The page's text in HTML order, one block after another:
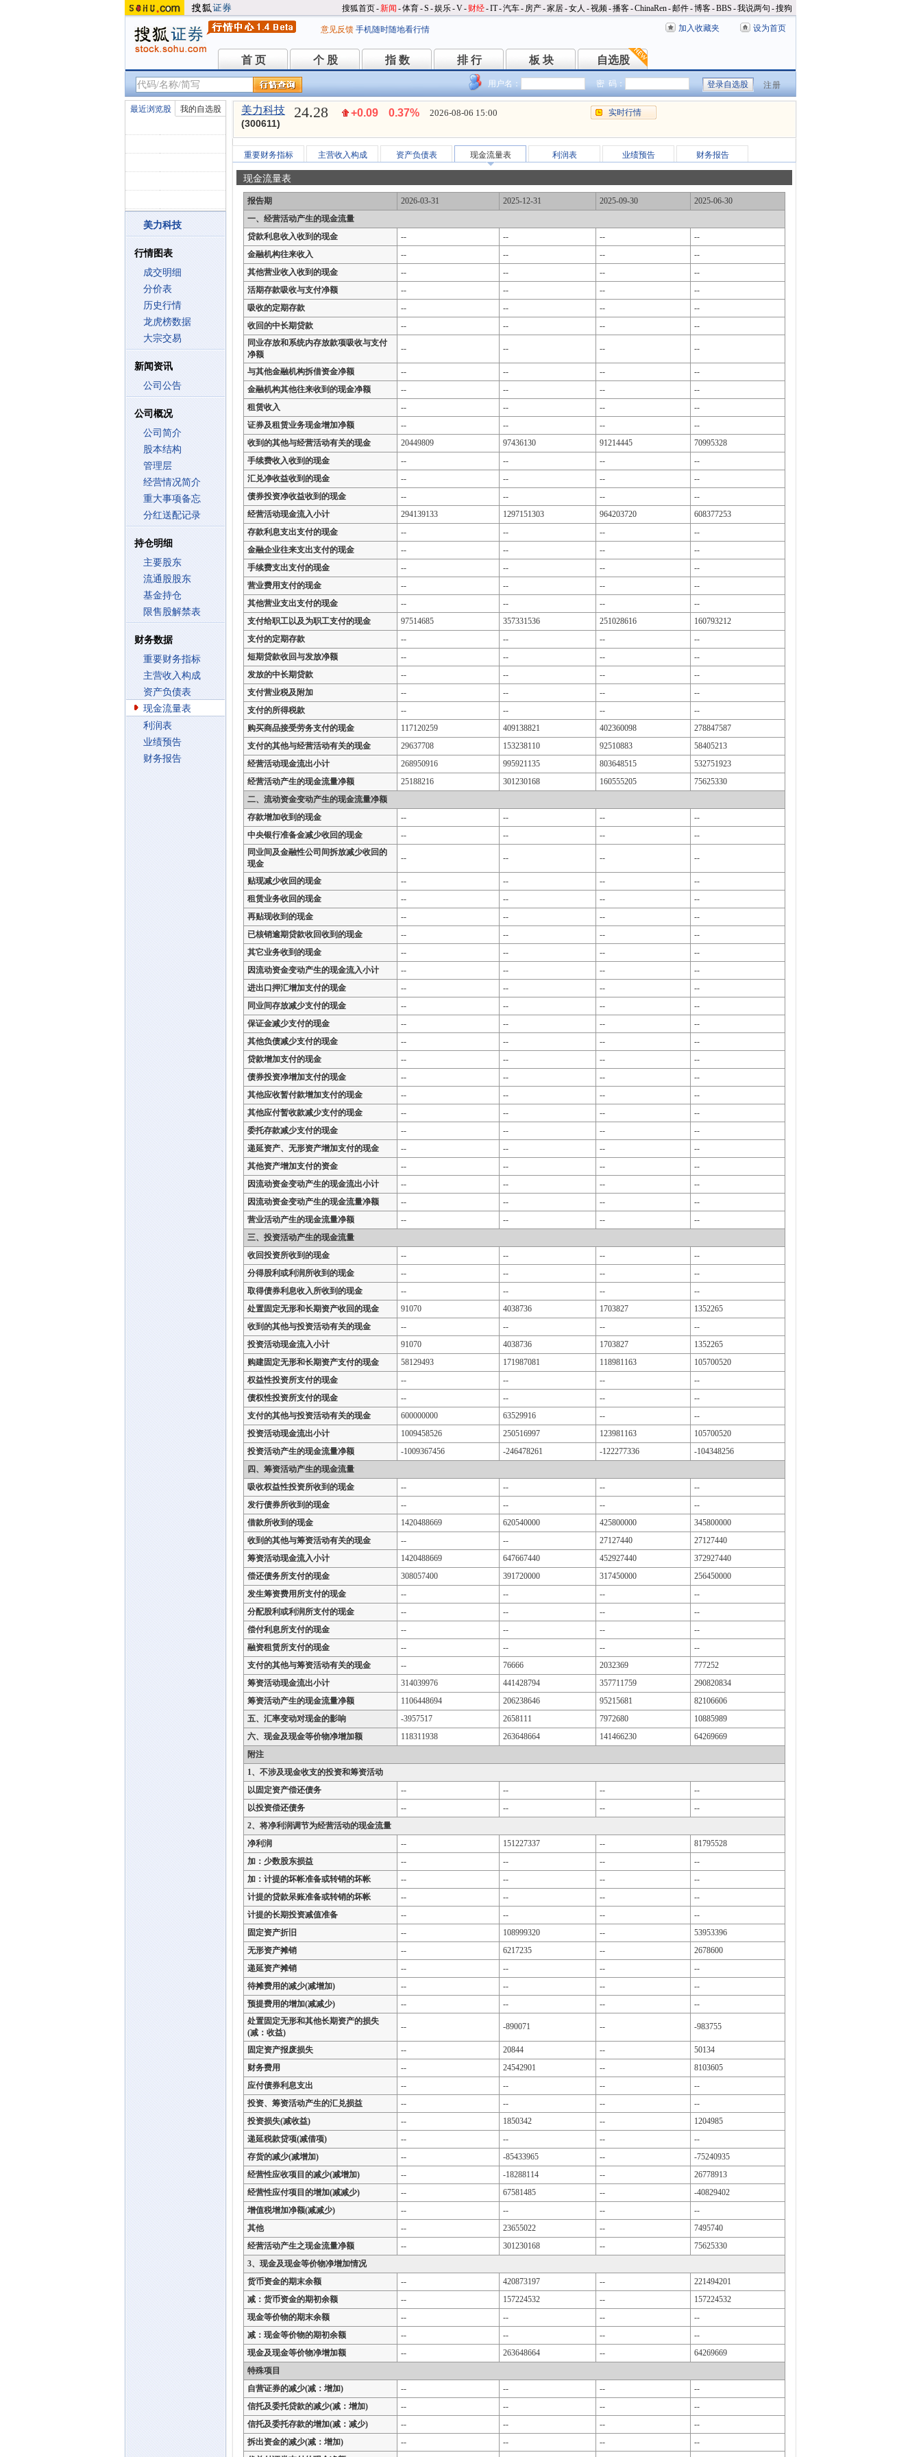
搜狐首页-新闻 -体育-S -娱乐-V- 财经-IT-汽车- 房产-家居-女人 -视频-播客-ChinaRen-邮件-博客-BBS -我说两句 -搜狗
意见反馈 手机随时随地看行情 加入收藏夹 设为首页
首 页
首 页 个 股
个 股 指 数
指 数 排 行
排 行 板 块
板 块 自选股
自选股
用户名： 密 码： 注册
最近浏览股 我的自选股
美力科技
行情图表
成交明细
分价表
历史行情
龙虎榜数据
大宗交易
新闻资讯
公司公告
公司概况
公司简介
股本结构
管理层
经营情况简介
重大事项备忘
分红送配记录
持仓明细
主要股东
流通股股东
基金持仓
限售股解禁表
财务数据
重要财务指标
主营收入构成
资产负债表
现金流量表
利润表
业绩预告
财务报告
美力科技
(300611)
24.28 +0.09 0.37% 2026-08-06 15:00 实时行情
重要财务指标 主营收入构成 资产负债表 现金流量表 利润表 业绩预告 财务报告
现金流量表
报告期 2026-03-31 2025-12-31 2025-09-30
2025-06-30
一、经营活动产生的现金流量
贷款利息收入收到的现金
-- -- --
--
金融机构往来收入
-- -- --
--
其他营业收入收到的现金
-- -- --
--
活期存款吸收与支付净额
-- -- --
--
吸收的定期存款
-- -- --
--
收回的中长期贷款
-- -- --
--
同业存放和系统内存放款项吸收与支付
净额
-- -- -- --
与其他金融机构拆借资金净额 -- -- --
--
金融机构其他往来收到的现金净额
-- -- --
--
租赁收入
-- -- --
--
证券及租赁业务现金增加净额
-- -- --
--
收到的其他与经营活动有关的现金
20449809 97436130 91214445
70995328
手续费收入收到的现金
-- -- --
--
汇兑净收益收到的现金
-- -- --
--
债券投资净收益收到的现金
-- -- --
--
经营活动现金流入小计
294139133 1297151303 964203720
608377253
存款利息支出支付的现金
-- -- --
--
金融企业往来支出支付的现金
-- -- --
--
手续费支出支付的现金
-- -- --
--
营业费用支付的现金
-- -- --
--
其他营业支出支付的现金
-- -- --
--
支付给职工以及为职工支付的现金
97514685 357331536 251028616
160793212
支付的定期存款
-- -- --
--
短期贷款收回与发放净额
-- -- --
--
发放的中长期贷款
-- -- --
--
支付营业税及附加
-- -- --
--
支付的所得税款
-- -- --
--
购买商品接受劳务支付的现金
117120259 409138821 402360098
278847587
支付的其他与经营活动有关的现金
29637708 153238110 92510883
58405213
经营活动现金流出小计
268950916 995921135 803648515
532751923
经营活动产生的现金流量净额
25188216 301230168 160555205
75625330
二、流动资金变动产生的现金流量净额
存款增加收到的现金
-- -- --
--
中央银行准备金减少收回的现金
-- -- --
--
同业间及金融性公司间拆放减少收回的
现金
-- -- -- --
贴现减少收回的现金 -- -- --
--
租赁业务收回的现金
-- -- --
--
再贴现收到的现金
-- -- --
--
已核销逾期贷款收回收到的现金
-- -- --
--
其它业务收到的现金
-- -- --
--
因流动资金变动产生的现金流入小计
-- -- --
--
进出口押汇增加支付的现金
-- -- --
--
同业间存放减少支付的现金
-- -- --
--
保证金减少支付的现金
-- -- --
--
其他负债减少支付的现金
-- -- --
--
贷款增加支付的现金
-- -- --
--
债券投资净增加支付的现金
-- -- --
--
其他应收暂付款增加支付的现金
-- -- --
--
其他应付暂收款减少支付的现金
-- -- --
--
委托存款减少支付的现金
-- -- --
--
递延资产、无形资产增加支付的现金
-- -- --
--
其他资产增加支付的资金
-- -- --
--
因流动资金变动产生的现金流出小计
-- -- --
--
因流动资金变动产生的现金流量净额
-- -- --
--
营业活动产生的现金流量净额
-- -- --
--
三、投资活动产生的现金流量
收回投资所收到的现金
-- -- --
--
分得股利或利润所收到的现金
-- -- --
--
取得债券利息收入所收到的现金
-- -- --
--
处置固定无形和长期资产收回的现金
91070 4038736 1703827
1352265
收到的其他与投资活动有关的现金
-- -- --
--
投资活动现金流入小计
91070 4038736 1703827
1352265
购建固定无形和长期资产支付的现金
58129493 171987081 118981163
105700520
权益性投资所支付的现金
-- -- --
--
债权性投资所支付的现金
-- -- --
--
支付的其他与投资活动有关的现金
600000000 63529916 --
--
投资活动现金流出小计
1009458526 250516997 123981163
105700520
投资活动产生的现金流量净额
-1009367456 -246478261 -122277336
-104348256
四、筹资活动产生的现金流量
吸收权益性投资所收到的现金
-- -- --
--
发行债券所收到的现金
-- -- --
--
借款所收到的现金
1420488669 620540000 425800000
345800000
收到的其他与筹资活动有关的现金
-- -- 27127440
27127440
筹资活动现金流入小计
1420488669 647667440 452927440
372927440
偿还债务所支付的现金
308057400 391720000 317450000
256450000
发生筹资费用所支付的现金
-- -- --
--
分配股利或利润所支付的现金
-- -- --
--
偿付利息所支付的现金
-- -- --
--
融资租赁所支付的现金
-- -- --
--
支付的其他与筹资活动有关的现金
-- 76666 2032369
777252
筹资活动现金流出小计
314039976 441428794 357711759
290820834
筹资活动产生的现金流量净额
1106448694 206238646 95215681
82106606
五、汇率变动对现金的影响
-3957517 2658111 7972680
10885989
六、现金及现金等价物净增加额
118311938 263648664 141466230
64269669
附注
1、不涉及现金收支的投资和筹资活动
以固定资产偿还债务
-- -- --
--
以投资偿还债务
-- -- --
--
2、将净利润调节为经营活动的现金流量
净利润
-- 151227337 --
81795528
加：少数股东损益
-- -- --
--
加：计提的坏帐准备或转销的坏帐
-- -- --
--
计提的贷款呆账准备或转销的坏帐
-- -- --
--
计提的长期投资减值准备
-- -- --
--
固定资产折旧
-- 108999320 --
53953396
无形资产摊销
-- 6217235 --
2678600
递延资产摊销
-- -- --
--
待摊费用的减少(减增加)
-- -- --
--
预提费用的增加(减减少)
-- -- --
--
处置固定无形和其他长期资产的损失
(减：收益)
-- -890071 -- -983755
固定资产报废损失 -- 20844 --
50134
财务费用
-- 24542901 --
8103605
应付债券利息支出
-- -- --
--
投资、筹资活动产生的汇兑损益
-- -- --
--
投资损失(减收益)
-- 1850342 --
1204985
递延税款贷项(减借项)
-- -- --
--
存货的减少(减增加)
-- -85433965 --
-75240935
经营性应收项目的减少(减增加)
-- -18288114 --
26778913
经营性应付项目的增加(减减少)
-- 67581485 --
-40829402
增值税增加净额(减减少)
-- -- --
--
其他
-- 23655022 --
7495740
经营活动产生之现金流量净额
-- 301230168 --
75625330
3、现金及现金等价物净增加情况
货币资金的期末余额
-- 420873197 --
221494201
减：货币资金的期初余额
-- 157224532 --
157224532
现金等价物的期末余额
-- -- --
--
减：现金等价物的期初余额
-- -- --
--
现金及现金等价物净增加额
-- 263648664 --
64269669
特殊项目
自营证券的减少(减：增加)
-- -- --
--
信托及委托贷款的减少(减：增加)
-- -- --
--
信托及委托存款的增加(减：减少)
-- -- --
--
拆出资金的减少(减：增加)
-- -- --
--